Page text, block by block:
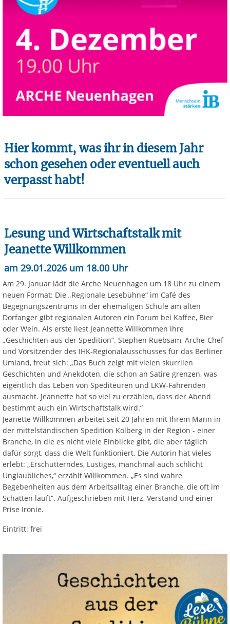
Hier kommt, was ihr in diesem Jahr
schon gesehen oder eventuell auch
verpasst habt!
Lesung und Wirtschaftstalk mit
Jeanette Willkommen
am 29.01.2026 um 18.00 Uhr
Am 29. Januar lädt die Arche Neuenhagen um 18 Uhr zu einem
neuen Format: Die „Regionale Lesebühne“ im Café des
Begegnungszentrums in der ehemaligen Schule am alten
Dorfanger gibt regionalen Autoren ein Forum bei Kaffee, Bier
oder Wein. Als erste liest Jeannette Willkommen ihre
„Geschichten aus der Spedition“. Stephen Ruebsam, Arche-Chef
und Vorsitzender des IHK-Regionalausschusses für das Berliner
Umland, freut sich: „Das Buch zeigt mit vielen skurrilen
Geschichten und Anekdoten, die schon an Satire grenzen, was
eigentlich das Leben von Spediteuren und LKW-Fahrenden
ausmacht. Jeannette hat so viel zu erzählen, dass der Abend
bestimmt auch ein Wirtschaftstalk wird.“
Jeanette Willkommen arbeitet seit 20 Jahren mit Ihrem Mann in
der mittelständischen Spedition Kolberg in der Region - einer
Branche, in die es nicht viele Einblicke gibt, die aber täglich
dafür sorgt, dass die Welt funktioniert. Die Autorin hat vieles
erlebt: „Erschütterndes, Lustiges, manchmal auch schlicht
Unglaubliches,“ erzählt Willkommen. „Es sind wahre
Begebenheiten aus dem Arbeitsalltag einer Branche, die oft im
Schatten läuft“. Aufgeschrieben mit Herz, Verstand und einer
Prise Ironie.
Eintritt: frei